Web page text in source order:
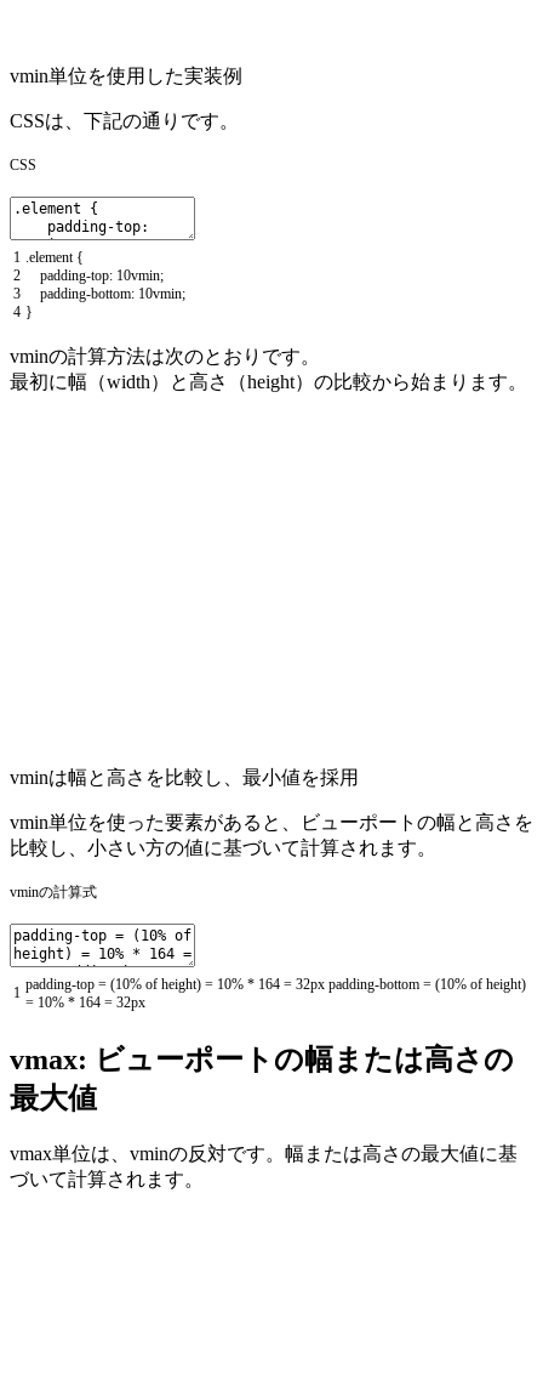
vmin単位を使用した実装例
CSSは、下記の通りです。
CSS
1
2
3
4
.element {
padding-top: 10vmin;
padding-bottom: 10vmin;
}
vminの計算方法は次のとおりです。
最初に幅（width）と高さ（height）の比較から始まります。
vminは幅と高さを比較し、最小値を採用
vmin単位を使った要素があると、ビューポートの幅と高さを
比較し、小さい方の値に基づいて計算されます。
vminの計算式
1 padding-top = (10% of height) = 10% * 164 = 32px padding-bottom = (10% of height)
= 10% * 164 = 32px
vmax: ビューポートの幅または高さの
最大値
vmax単位は、vminの反対です。幅または高さの最大値に基
づいて計算されます。